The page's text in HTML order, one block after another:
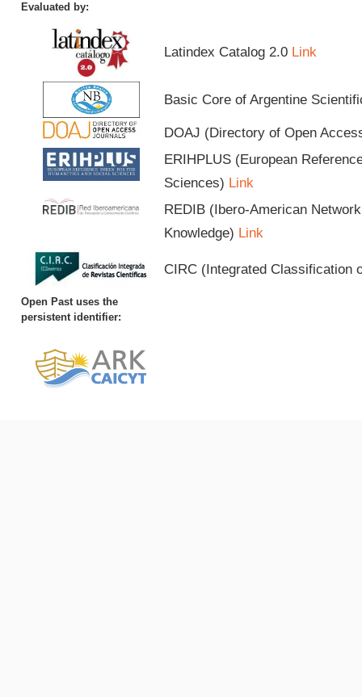
Evaluated by:
Latindex Catalog 2.0 Link
Basic Core of Argentine
DOAJ (Directory of Open
ERIHPLUS (European
Sciences) Link
REDIB (Ibero-American
Knowledge) Link
CIRC (Integrated Classification
Open Past uses the
persistent identifier: